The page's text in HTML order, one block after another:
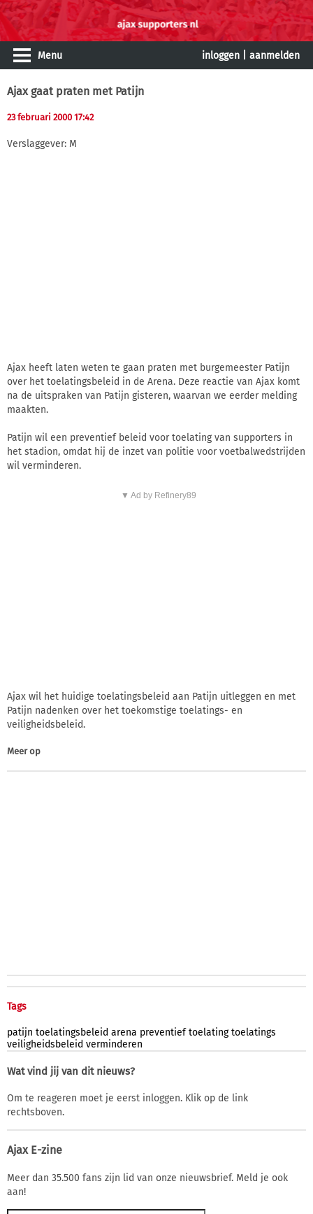
Menu inloggen aanmelden
Ajax gaat praten met Patijn
23 februari 2000 17:42
Verslaggever: M
Ajax heeft laten weten te gaan praten met burgemeester Patijn
over het toelatingsbeleid in de Arena. Deze reactie van Ajax komt
na de uitspraken van Patijn gisteren, waarvan we eerder melding
maakten.
Patijn wil een preventief beleid voor toelating van supporters in
het stadion, omdat hij de inzet van politie voor voetbalwedstrijden
wil verminderen.
▼ Ad by Refinery89
Ajax wil het huidige toelatingsbeleid aan Patijn uitleggen en met
Patijn nadenken over het toekomstige toelatings- en
veiligheidsbeleid.
Meer op
Tags
patijn toelatingsbeleid arena preventief toelating toelatings
veiligheidsbeleid verminderen
Wat vind jij van dit nieuws?
Om te reageren moet je eerst inloggen. Klik op de link
rechtsboven.
Ajax E-zine
Meer dan 35.500 fans zijn lid van onze nieuwsbrief. Meld je ook
aan!